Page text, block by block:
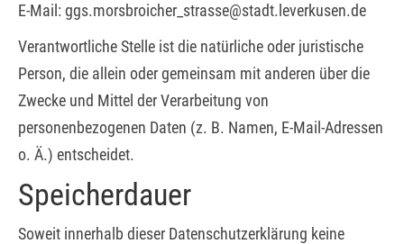
E-Mail: ggs.morsbroicher_strasse@stadt.leverkusen.de
Verantwortliche Stelle ist die natürliche oder juristische
Person, die allein oder gemeinsam mit anderen über die
Zwecke und Mittel der Verarbeitung von
personenbezogenen Daten (z. B. Namen, E-Mail-Adressen
o. Ä.) entscheidet.
Speicherdauer
Soweit innerhalb dieser Datenschutzerklärung keine